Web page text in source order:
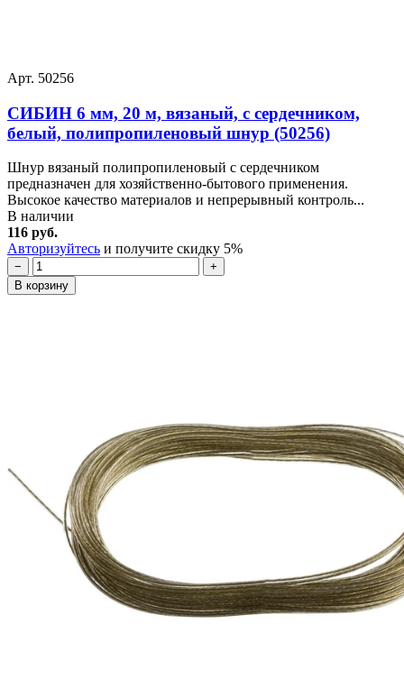
Арт. 50256
СИБИН 6 мм, 20 м, вязаный, с сердечником,
белый, полипропиленовый шнур (50256)
Шнур вязаный полипропиленовый с сердечником
предназначен для хозяйственно-бытового применения.
Высокое качество материалов и непрерывный контроль...
В наличии
116 руб.
Авторизуйтесь и получите скидку 5%
−
+
В корзину